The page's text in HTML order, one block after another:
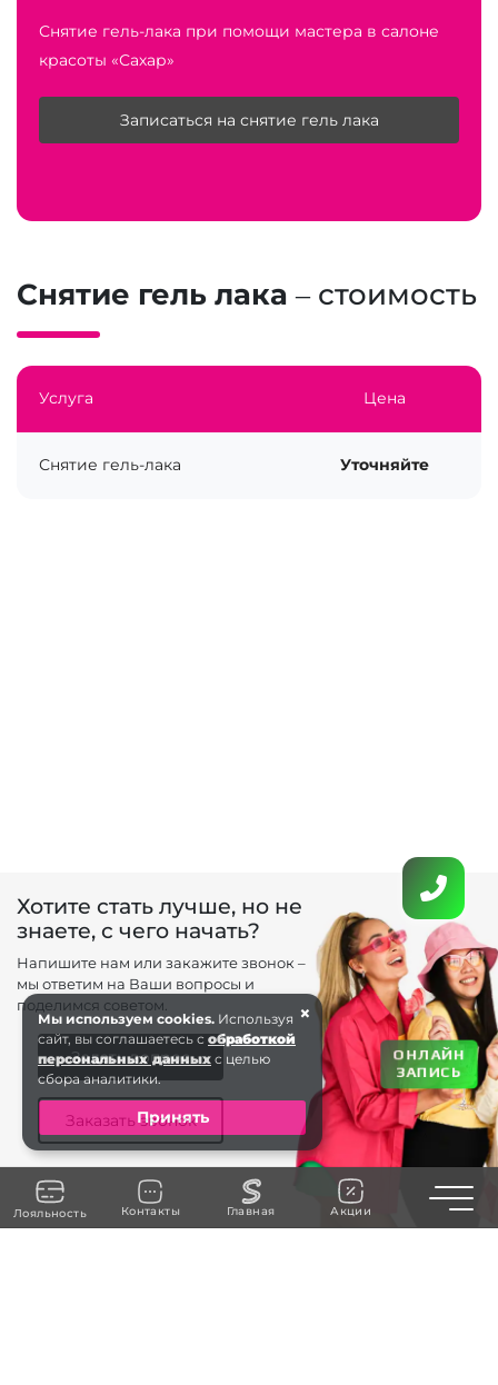
Лояльность Контакты Главная Акции
Снятие гель-лака при помощи мастера в салоне
красоты «Сахар»
Записаться на снятие гель лака
Снятие гель лака – стоимость
Услуга Цена
Снятие гель-лака Уточняйте
Хотите стать лучше, но не
знаете, с чего начать?
Напишите нам или закажите звонок –
мы ответим на Ваши вопросы и
поделимся советом.
Задать вопрос
Заказать звонок
×
Мы используем cookies. Используя
сайт, вы соглашаетесь собработкой
персональных данных с целью
сбора аналитики.
Принять
ОНЛАЙН
ЗАПИСЬ